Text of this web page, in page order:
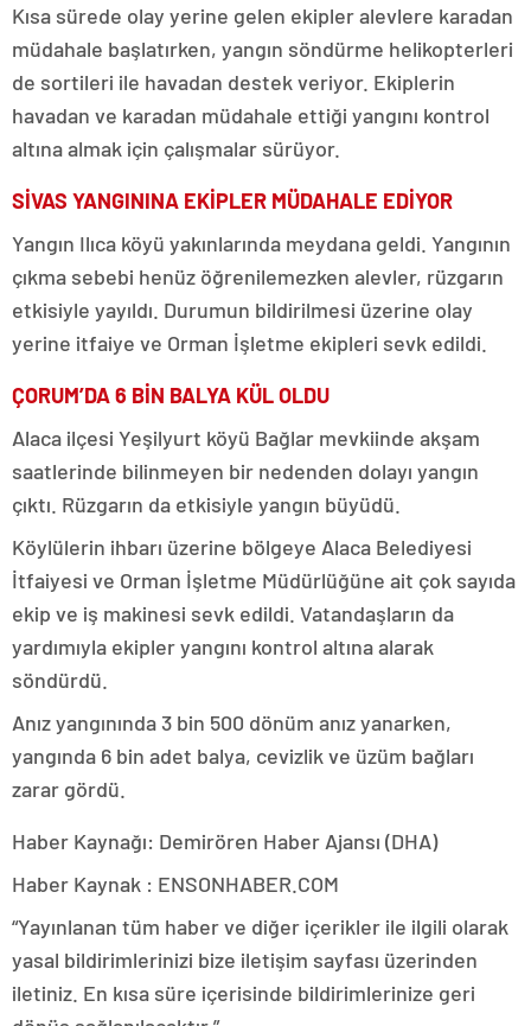
Kısa sürede olay yerine gelen ekipler alevlere karadan
müdahale başlatırken, yangın söndürme helikopterleri
de sortileri ile havadan destek veriyor. Ekiplerin
havadan ve karadan müdahale ettiği yangını kontrol
altına almak için çalışmalar sürüyor.
SİVAS YANGININA EKİPLER MÜDAHALE EDİYOR
Yangın Ilıca köyü yakınlarında meydana geldi. Yangının
çıkma sebebi henüz öğrenilemezken alevler, rüzgarın
etkisiyle yayıldı. Durumun bildirilmesi üzerine olay
yerine itfaiye ve Orman İşletme ekipleri sevk edildi.
ÇORUM’DA 6 BİN BALYA KÜL OLDU
Alaca ilçesi Yeşilyurt köyü Bağlar mevkiinde akşam
saatlerinde bilinmeyen bir nedenden dolayı yangın
çıktı. Rüzgarın da etkisiyle yangın büyüdü.
Köylülerin ihbarı üzerine bölgeye Alaca Belediyesi
İtfaiyesi ve Orman İşletme Müdürlüğüne ait çok sayıda
ekip ve iş makinesi sevk edildi. Vatandaşların da
yardımıyla ekipler yangını kontrol altına alarak
söndürdü.
Anız yangınında 3 bin 500 dönüm anız yanarken,
yangında 6 bin adet balya, cevizlik ve üzüm bağları
zarar gördü.
Haber Kaynağı: Demirören Haber Ajansı (DHA)
Haber Kaynak : ENSONHABER.COM
“Yayınlanan tüm haber ve diğer içerikler ile ilgili olarak
yasal bildirimlerinizi bize iletişim sayfası üzerinden
iletiniz. En kısa süre içerisinde bildirimlerinize geri